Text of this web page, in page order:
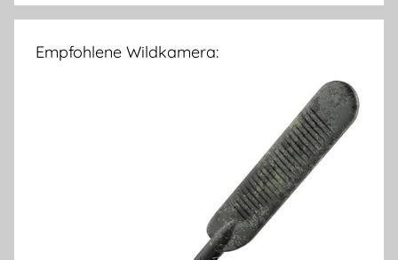
Empfohlene Wildkamera: